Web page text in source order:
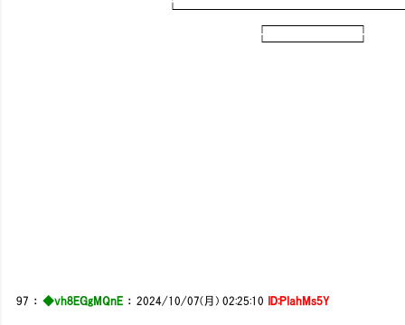
┌──────┐
└──────┘
97 ：◆vh8EGgMQnE ：2024/10/07(月) 02:25:10 ID:PIahMs5Y